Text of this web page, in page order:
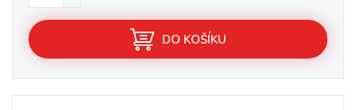
DO KOŠÍKU